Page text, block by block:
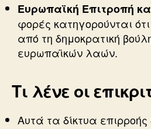
Ευρωπαϊκή Επιτροπή
φορές κατηγορούνται
από τη δημοκρατική
ευρωπαϊκών λαών.
Τι λένε οι
Αυτά τα δίκτυα επιρροής